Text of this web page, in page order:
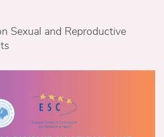
Sexual and Reproductive